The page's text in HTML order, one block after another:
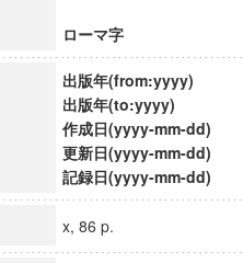
ローマ字
出版年(from:yyyy)
出版年(to:yyyy)
作成日(yyyy-mm-dd)
更新日(yyyy-mm-dd)
記録日(yyyy-mm-dd)
x, 86 p.